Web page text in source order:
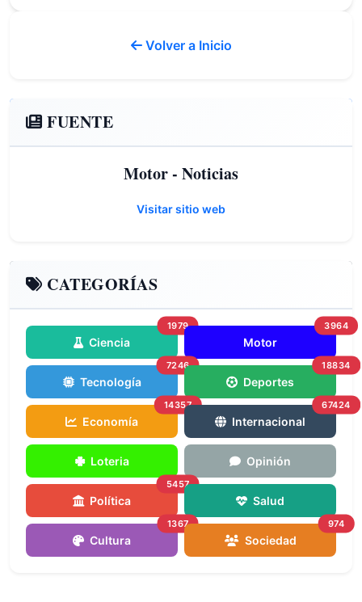
Volver a Inicio
FUENTE
Motor - Noticias
Visitar sitio web
CATEGORÍAS
Ciencia
1979
Motor
3964
Tecnología
7246
Deportes
18834
Economía
14357
Internacional
67424
Loteria Opinión
Política
5457
Salud
Cultura
1367
Sociedad
974